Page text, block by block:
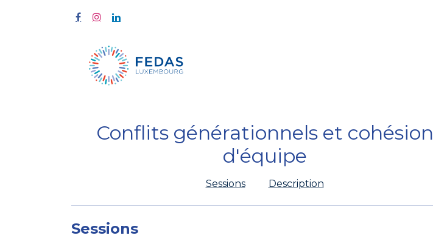
Conflits générationnels et cohésion
d'équipe
Sessions Description
Sessions